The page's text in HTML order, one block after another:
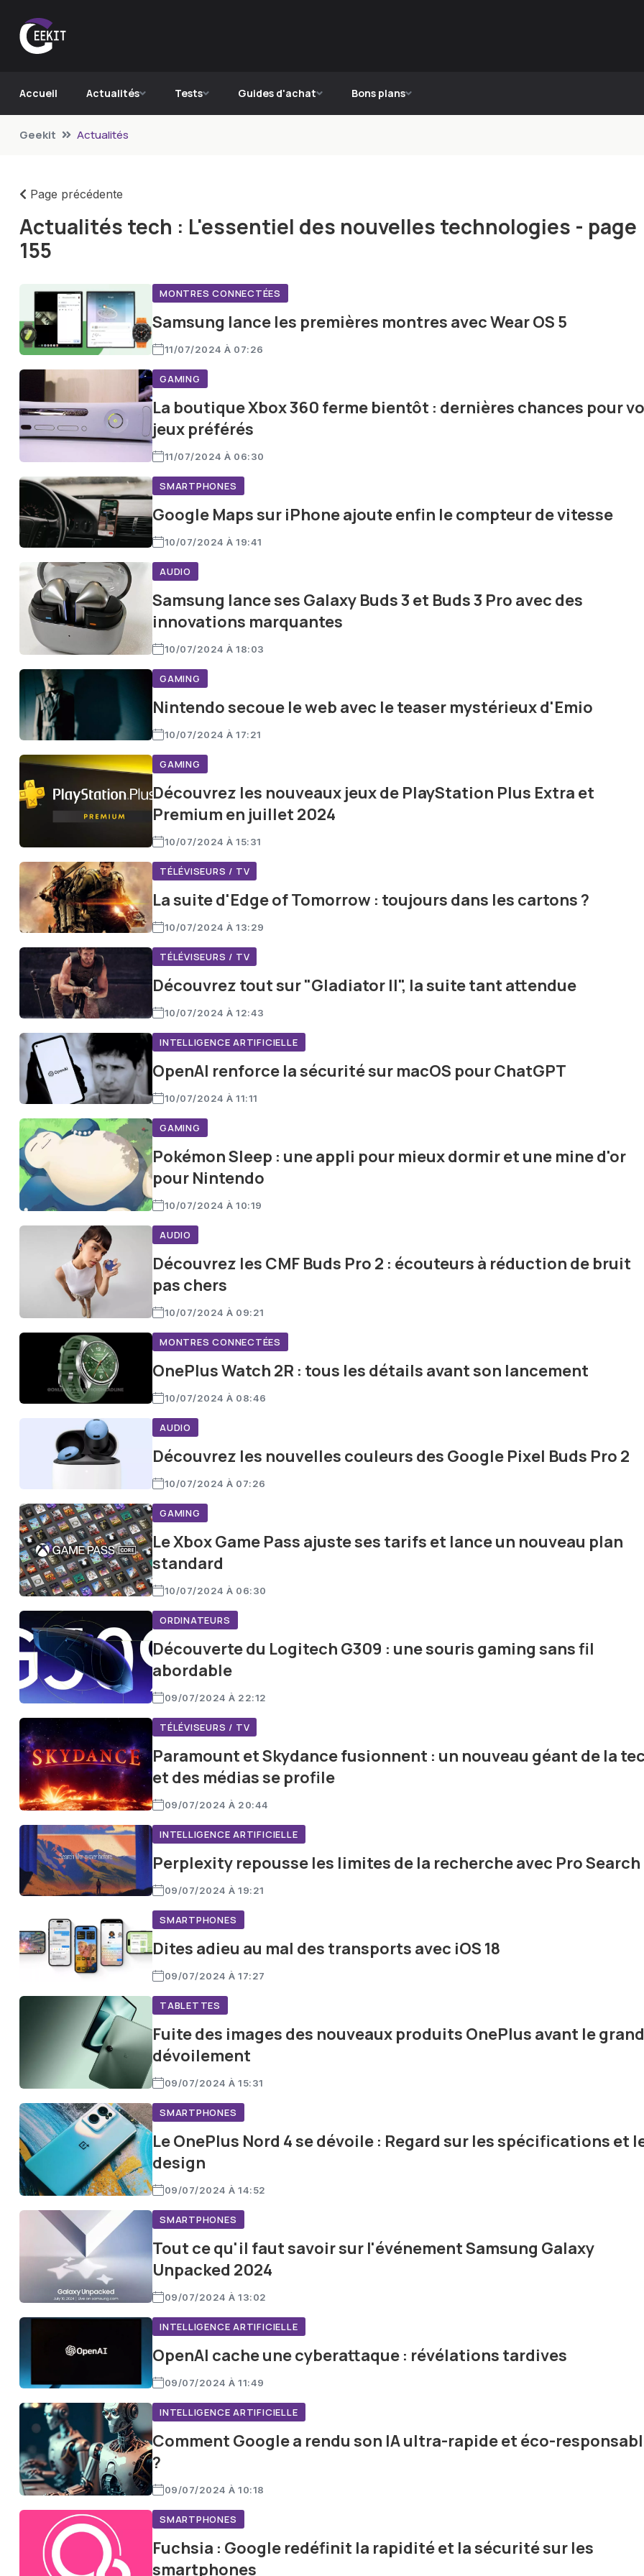
Accueil Actualités Tests Guides d'achat Bons plans
Geekit Actualités
Page précédente
Actualités tech : L'essentiel des nouvelles technologies - page
155
MONTRES CONNECTÉES
Samsung lance les premières montres avec Wear OS 5
11/07/2024 À 07:26
GAMING
La boutique Xbox 360 ferme bientôt : dernières chances pour
jeux préférés
11/07/2024 À 06:30
SMARTPHONES
Google Maps sur iPhone ajoute enfin le compteur de vitesse
10/07/2024 À 19:41
AUDIO
Samsung lance ses Galaxy Buds 3 et Buds 3 Pro avec des
innovations marquantes
10/07/2024 À 18:03
GAMING
Nintendo secoue le web avec le teaser mystérieux d'Emio
10/07/2024 À 17:21
GAMING
Découvrez les nouveaux jeux de PlayStation Plus Extra et
Premium en juillet 2024
10/07/2024 À 15:31
TÉLÉVISEURS / TV
La suite d'Edge of Tomorrow : toujours dans les cartons ?
10/07/2024 À 13:29
TÉLÉVISEURS / TV
Découvrez tout sur "Gladiator II", la suite tant attendue
10/07/2024 À 12:43
INTELLIGENCE ARTIFICIELLE
OpenAI renforce la sécurité sur macOS pour ChatGPT
10/07/2024 À 11:11
GAMING
Pokémon Sleep : une appli pour mieux dormir et une mine d'or
pour Nintendo
10/07/2024 À 10:19
AUDIO
Découvrez les CMF Buds Pro 2 : écouteurs à réduction de bruit
pas chers
10/07/2024 À 09:21
MONTRES CONNECTÉES
OnePlus Watch 2R : tous les détails avant son lancement
10/07/2024 À 08:46
AUDIO
Découvrez les nouvelles couleurs des Google Pixel Buds Pro 2
10/07/2024 À 07:26
GAMING
Le Xbox Game Pass ajuste ses tarifs et lance un nouveau plan
standard
10/07/2024 À 06:30
ORDINATEURS
Découverte du Logitech G309 : une souris gaming sans fil
abordable
09/07/2024 À 22:12
TÉLÉVISEURS / TV
Paramount et Skydance fusionnent : un nouveau géant de la
et des médias se profile
09/07/2024 À 20:44
INTELLIGENCE ARTIFICIELLE
Perplexity repousse les limites de la recherche avec Pro Search
09/07/2024 À 19:21
SMARTPHONES
Dites adieu au mal des transports avec iOS 18
09/07/2024 À 17:27
TABLETTES
Fuite des images des nouveaux produits OnePlus avant le grand
dévoilement
09/07/2024 À 15:31
SMARTPHONES
Le OnePlus Nord 4 se dévoile : Regard sur les spécifications et
design
09/07/2024 À 14:52
SMARTPHONES
Tout ce qu'il faut savoir sur l'événement Samsung Galaxy
Unpacked 2024
09/07/2024 À 13:02
INTELLIGENCE ARTIFICIELLE
OpenAI cache une cyberattaque : révélations tardives
09/07/2024 À 11:49
INTELLIGENCE ARTIFICIELLE
Comment Google a rendu son IA ultra-rapide et éco-
?
09/07/2024 À 10:18
SMARTPHONES
Fuchsia : Google redéfinit la rapidité et la sécurité sur les
smartphones